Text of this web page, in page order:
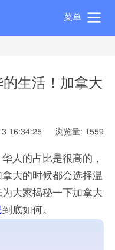
菜单
生活！加拿大
16:34:25 浏览量: 1559
人的占比是很高的，
大的时候都会选择温
大家揭秘一下加拿大
到底如何。